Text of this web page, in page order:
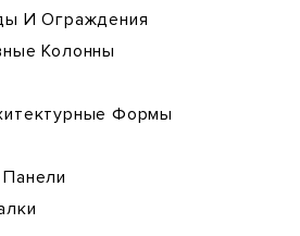
И Ограждения
Колонны
Формы